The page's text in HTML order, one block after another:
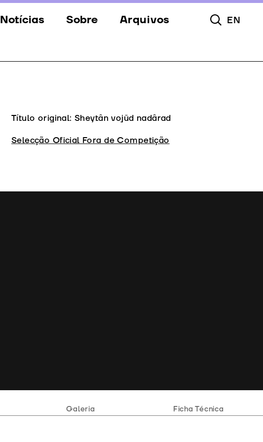
Notícias Sobre
Equipa
Downloads
Arquivos Pesquisar
EN
Título original: Sheytân vojūd nadârad
Selecção Oficial Fora de Competição
Galeria Ficha Técnica